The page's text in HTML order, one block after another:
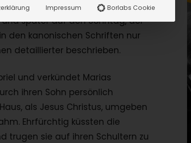
später auf den Sonntag, der
den kanonischen Schriften nur
detaillierter beschrieben.
und verkündet Marias
ihren Sohn persönlich
als Jesus Christus, umgeben
Ehrfürchtig küssten die
trugen sie auf ihren Schultern zu
Impressum Borlabs Cookie